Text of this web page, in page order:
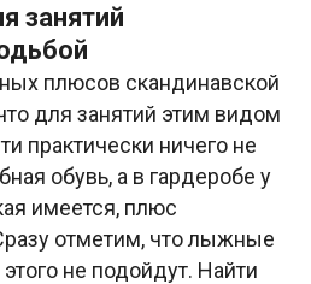
занятий
плюсов скандинавской
для занятий этим видом
практически ничего не
обувь, а в гардеробе у
имеется, плюс
отметим, что лыжные
не подойдут. Найти